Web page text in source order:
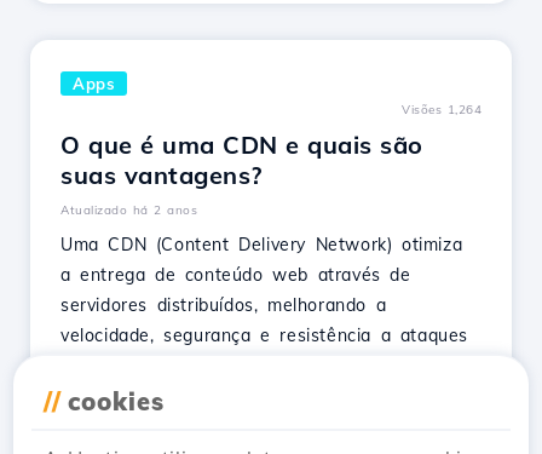
Apps
Visões 1,264
O que é uma CDN e quais são
suas vantagens?
Atualizado há 2 anos
Uma CDN (Content Delivery Network) otimiza
a entrega de conteúdo web através de
servidores distribuídos, melhorando a
velocidade, segurança e resistência a ataques
Ver Artigo
// cookies